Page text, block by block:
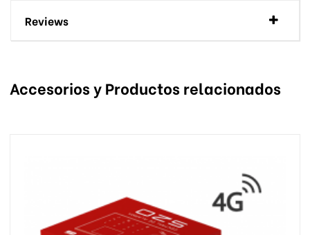
Reviews
Accesorios y Productos relacionados